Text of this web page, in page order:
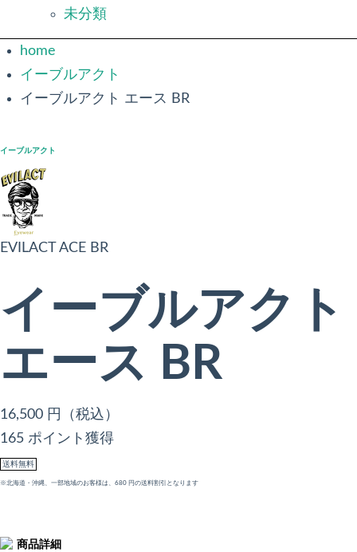
未分類
home
イーブルアクト
イーブルアクト エース BR
イーブルアクト
EVILACT ACE BR
イーブルアクト
エース BR
16,500 円（税込）
165 ポイント獲得
送料無料
※北海道・沖縄、一部地域のお客様は、680 円の送料割引となります
商品詳細